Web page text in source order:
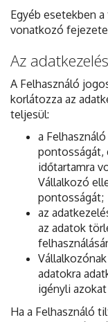
Egyéb esetekben
vonatkozó
Az
A Felhasználó
korlátozza az
teljesül:
a
pontosságát,
időtartamra
Vállalkozó
pontosságát;
az
az adatok
adatokra
igényli
Ha a Felhasználó